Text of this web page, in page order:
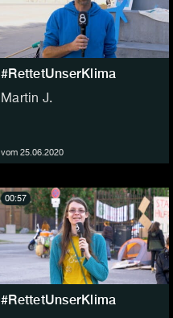
#RettetUnserKlima
Martin J.
vom 25.06.2020
#RettetUnserKlima
00:57